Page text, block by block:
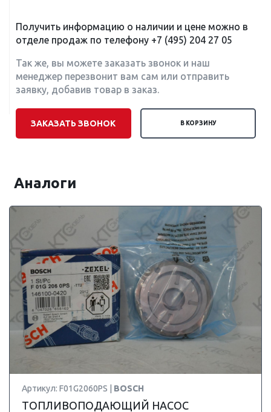
Получить информацию о наличии и цене можно в
отделе продаж по телефону +7 (495) 204 27 05
Так же, вы можете заказать звонок и наш
менеджер перезвонит вам сам или отправить
заявку, добавив товар в заказ.
ЗАКАЗАТЬ ЗВОНОК В КОРЗИНУ
Аналоги
Артикул: F01G2060PS | BOSCH
ТОПЛИВОПОДАЮЩИЙ НАСОС